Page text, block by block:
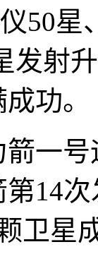
50
发射
功。
号
14
卫星